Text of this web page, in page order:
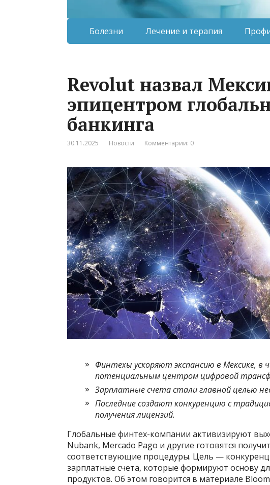
Болезни Лечение и терапия
Revolut назвал
эпицентром
банкинга
30.11.2025 Новости Комментарии: 0
Финтехы ускоряют экспансию в Мексике, в
потенциальным центром цифровой
Зарплатные счета стали главной целью
Последние создают конкуренцию с
получения лицензий.
Глобальные финтех-компании активизируют
Nubank, Mercado Pago и другие готовятся
соответствующие процедуры. Цель —
зарплатные счета, которые формируют основу
продуктов. Об этом говорится в материале